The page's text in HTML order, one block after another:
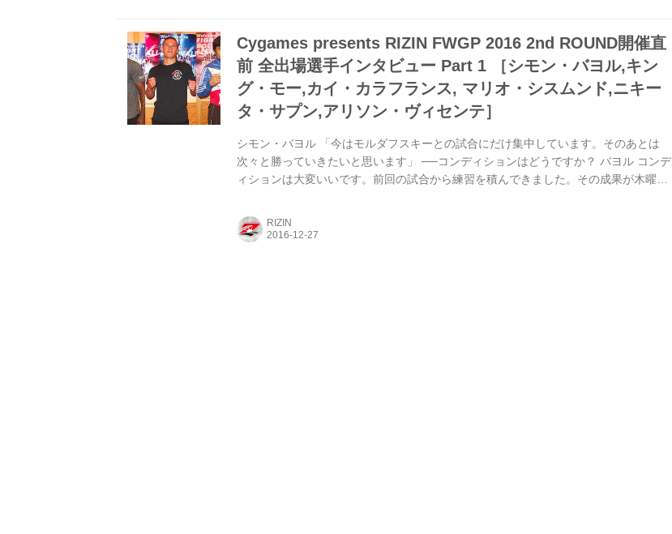
Cygames presents RIZIN FWGP 2016 2nd ROUND開催直
前 全出場選手インタビュー Part 1 ［シモン・バヨル,キン
グ・モー,カイ・カラフランス, マリオ・シスムンド,ニキー
タ・サプン,アリソン・ヴィセンテ］
シモン・バヨル 「今はモルダフスキーとの試合にだけ集中しています。そのあとは
次々と勝っていきたいと思います」 ──コンディションはどうですか？ バヨル コンデ
ィションは大変いいです。前回の試合から練習を積んできました。その成果が木曜日
いますか？ バヨル 私にとってメンバーの変更は大きな問題ではありません。今はモル
ダフスキーとの試合にだけ集中しています。そのあとは次々と勝っていきたいと思い
RIZIN